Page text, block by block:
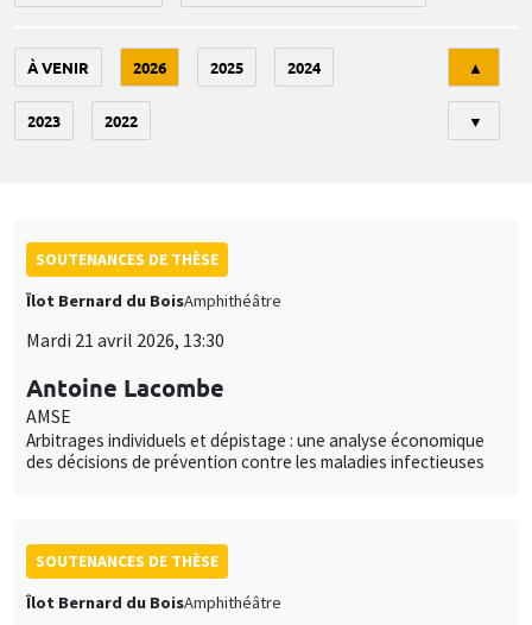
À VENIR 2026 2025 2024
2023 2022
▲
▼
SOUTENANCES DE THÈSE
Îlot Bernard du BoisAmphithéâtre
Mardi 21 avril 2026, 13:30
Antoine Lacombe
AMSE
Arbitrages individuels et dépistage : une analyse économique
des décisions de prévention contre les maladies infectieuses
SOUTENANCES DE THÈSE
Îlot Bernard du BoisAmphithéâtre